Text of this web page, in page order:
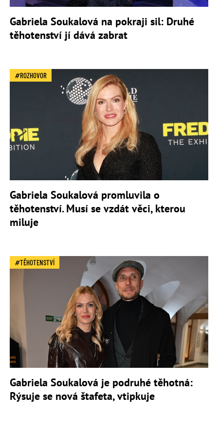
Gabriela Soukalová na pokraji sil: Druhé
těhotenství jí dává zabrat
ROZHOVOR
Gabriela Soukalová promluvila o
těhotenství. Musí se vzdát věci, kterou
miluje
TĚHOTENSTVÍ
Gabriela Soukalová je podruhé těhotná:
Rýsuje se nová štafeta, vtipkuje